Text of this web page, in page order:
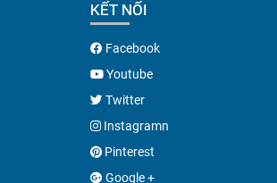
KẾT NỐI
Facebook
Youtube
Twitter
Instagramn
Pinterest
Google +